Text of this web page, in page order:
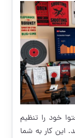
خود را تنظیم
این کار به شما